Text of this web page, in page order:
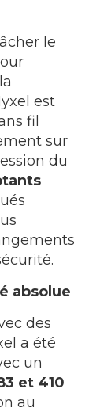
le
est
fil
sur
du
absolue
des
a été
un
et 410
au